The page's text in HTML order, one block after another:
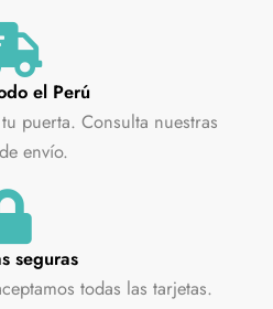
el Perú
puerta. Consulta nuestras
envío.
seguras
todas las tarjetas.